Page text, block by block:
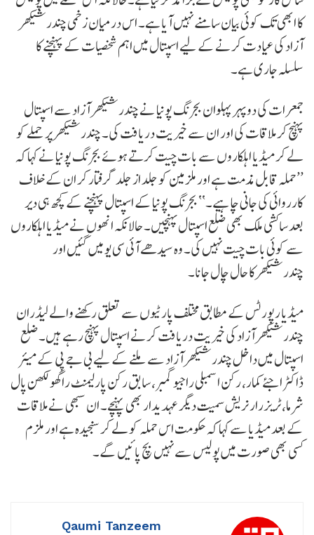
کا ابھی تک کوئی بیان سامنے نہیں آیا ہے۔ اس درمیان زخمی چندرشیکھر
آزاد کی عیادت کرنے کے لیے اسپتال میں اہم شخصیات کے پہنچنے کا
سلسلہ جاری ہے۔
جمعرات کی دوپہر پہلوان بجرنگ پونیا نے چندرشیکھر آزاد سے اسپتال
پہنچ کر ملاقات کی اور ان سے خیریت دریافت کی۔ چندرشیکھر پر حملے کو
لے کر میڈیا اہلکاروں سے بات چیت کرتے ہوئے بجرنگ پونیا نے کہا کہ
’’حملہ قابل مذمت ہے اور ملزمین کو جلد از جلد گرفتار کر ان کے خلاف
کارروائی کی جانی چاہیے۔‘‘ بجرنگ پونیا کے اسپتال پہنچنے کے کچھ ہی دیر
بعد ساکشی ملک بھی ضلع اسپتال پہنچیں۔ حالانکہ انھوں نے میڈیا اہلکاروں
سے کوئی بات چیت نہیں کی۔ وہ سیدھے آئی سی یو میں گئیں اور
چندرشیکھر کا حال چال جانا۔
میڈیا رپورٹس کے مطابق مختلف پارٹیوں سے تعلق رکھنے والے لیڈران
چندرشیکھر آزاد کی خیریت دریافت کرنے اسپتال پہنچ رہے ہیں۔ ضلع
اسپتال میں داخل چندرشیکھر آزاد سے ملنے کے لیے بی جے پی کے میئر
ڈاکٹر اجئے کمار، رکن اسمبلی راجیو گمبر، سابق رکن پارلیمنٹ راگھو لکھن پال
شرما، ٹریزرار نریش سمیت دیگر عہدیدار بھی پہنچے۔ ان سبھی نے ملاقات
کے بعد میڈیا سے کہا کہ حکومت اس حملہ کو لے کر سنجیدہ ہے اور ملزم
کسی بھی صورت میں پولیس سے نہیں بچ پائیں گے۔
Qaumi Tanzeem